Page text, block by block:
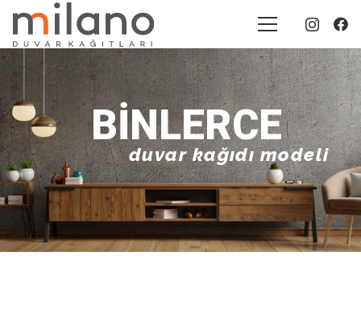
BINLERCE
duvar kağıdı modeli